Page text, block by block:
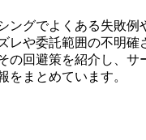
ングでよくある失敗例
レや委託範囲の不明確
の回避策を紹介し、サ
をまとめています。